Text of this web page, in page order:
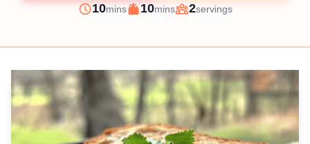
Prep
10minutes
mins
Cook
10minutes
mins
Servings
2servings